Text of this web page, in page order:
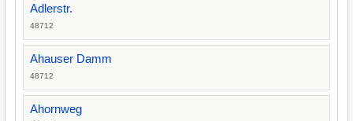
Adlerstr.
48712
Ahauser Damm
48712
Ahornweg